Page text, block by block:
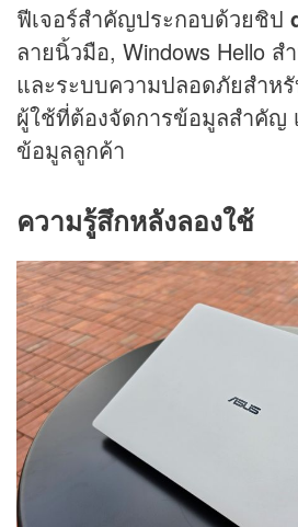
ฟีเจอร์สำคัญประกอบด้วยชิป
ลายนิ้วมือ, Windows Hello
และระบบความปลอดภัยสำห
ผู้ใช้ที่ต้องจัดการข้อมูลสำคัญ
ข้อมูลลูกค้า
ความรู้สึกหลังลองใช้